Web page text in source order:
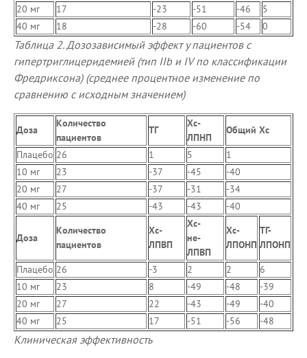
20 мг
17 -23 -51 -46
5
40 мг
18 -28 -60 -54 0
Таблица 2. Дозозависимый эффект у пациентов с
гипертриглицеридемией (тип IIb и IV по классификации
Фредриксона) (среднее процентное изменение по
сравнению с исходным значением)
Доза
Количество
пациентов
ТГ
Хс-
ЛПНП
Общий Хс
Плацебо 26 1 5
1
10 мг
23 -37 -45
-40
20 мг
27 -37 -31
-34
40 мг
25 -43 -43 -40
Доза
Количество
пациентов
Хс-
ЛПВП
Хс-
не-
ЛПВП
Хс-
ЛПОНП
ТГ-
ЛПОНП
Плацебо 26 -3 2 2
6
10 мг
23 8 -49 -48
-39
20 мг
27 22 -43 -49
-40
40 мг
25 17 -51 -56 -48
Клиническая эффективность